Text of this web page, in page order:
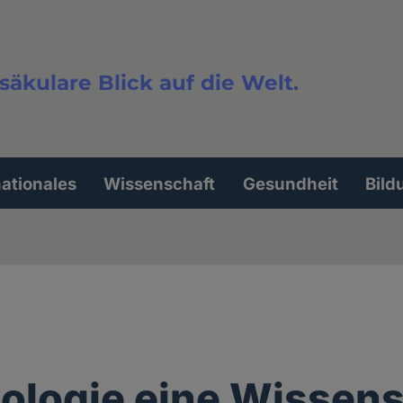
Blick auf die Welt.
Wissenschaft Gesundheit